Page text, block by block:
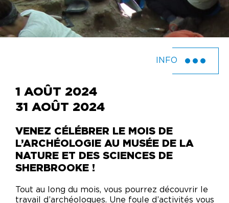
INFO
1 AOÛT 2024
31 AOÛT 2024
VENEZ CÉLÉBRER LE MOIS DE
L’ARCHÉOLOGIE AU MUSÉE DE LA
NATURE ET DES SCIENCES DE
SHERBROOKE !
Tout au long du mois, vous pourrez découvrir le
travail d’archéologues. Une foule d’activités vous